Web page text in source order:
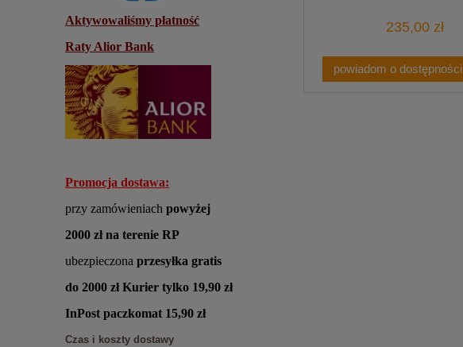
Aktywowaliśmy płatność
Raty Alior Bank
Promocja dostawa:
przy zamówieniach powyżej
2000 zł na terenie RP
ubezpieczona przesyłka gratis
do 2000 zł Kurier tylko 19,90 zł
InPost paczkomat 15,90 zł
Czas i koszty dostawy
235,00 zł
powiadom o dostępności